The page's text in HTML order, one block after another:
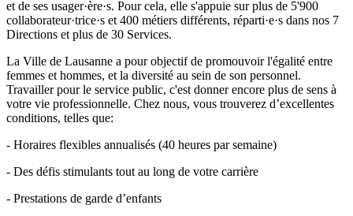
et de ses usager·ère·s. Pour cela, elle s'appuie sur plus de 5'900
collaborateur·trice·s et 400 métiers différents, réparti·e·s dans nos 7
Directions et plus de 30 Services.
La Ville de Lausanne a pour objectif de promouvoir l'égalité entre
femmes et hommes, et la diversité au sein de son personnel.
Travailler pour le service public, c'est donner encore plus de sens à
votre vie professionnelle. Chez nous, vous trouverez d’excellentes
conditions, telles que:
- Horaires flexibles annualisés (40 heures par semaine)
- Des défis stimulants tout au long de votre carrière
- Prestations de garde d’enfants